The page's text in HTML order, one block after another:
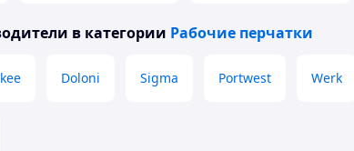
в категории Рабочие перчатки
Doloni Sigma Portwest Werk